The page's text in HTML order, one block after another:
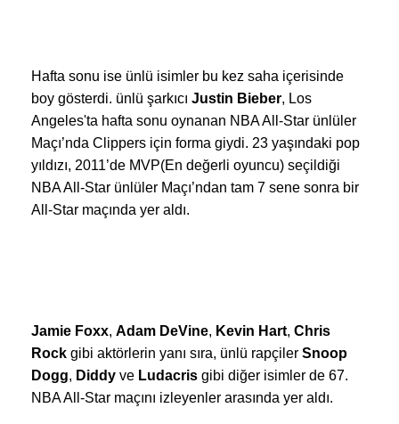
Hafta sonu ise ünlü isimler bu kez saha içerisinde
boy gösterdi. ünlü şarkıcı Justin Bieber, Los
Angeles'ta hafta sonu oynanan NBA All-Star ünlüler
Maçı’nda Clippers için forma giydi. 23 yaşındaki pop
yıldızı, 2011’de MVP(En değerli oyuncu) seçildiği
NBA All-Star ünlüler Maçı’ndan tam 7 sene sonra bir
All-Star maçında yer aldı.
Jamie Foxx, Adam DeVine, Kevin Hart, Chris
Rock gibi aktörlerin yanı sıra, ünlü rapçiler Snoop
Dogg, Diddy ve Ludacris gibi diğer isimler de 67.
NBA All-Star maçını izleyenler arasında yer aldı.